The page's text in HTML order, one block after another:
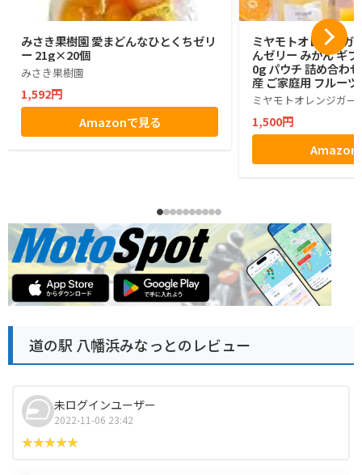
みさき果樹園 愛まどんなひとくちゼリ
ー 21g×20個
みさき果樹園
1,592円
Amazonで見る
ミヤモトオレンジガ
んゼリー みかん ギ
0g パウチ 詰め合わ
産 ご家庭用 フルー
物不使用 (4本)
ミヤモトオレンジガー
1,500円
Amazon
道の駅 八幡浜みなっとのレビュー
未ログインユーザー
2022-11-06 23:42